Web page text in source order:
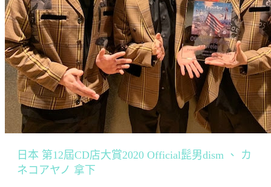
日本 第12屆CD店大賞2020 Official髭男dism 、 カ
ネコアヤノ 拿下